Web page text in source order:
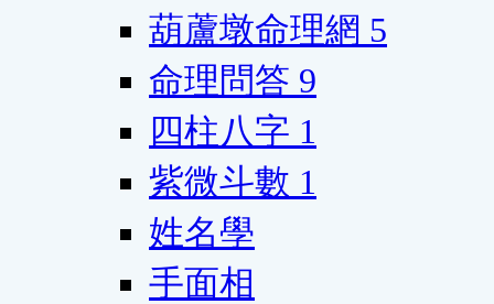
葫蘆墩命理網 5
命理問答 9
四柱八字 1
紫微斗數 1
姓名學
手面相